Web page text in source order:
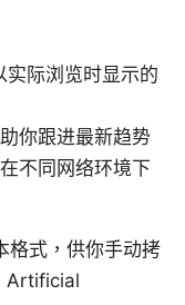
际浏览时显示的
你跟进最新趋势
不同网络环境下
式，供你手动拷
Artificial